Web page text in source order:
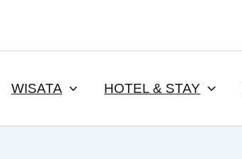
WISATA HOTEL & STAY